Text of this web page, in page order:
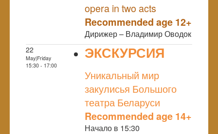
opera in two acts
Recommended age 12+
Дирижер – Владимир Оводок
22
May|Friday
15:30 - 17:00
ЭКСКУРСИЯ
Уникальный мир
закулисья Большого
театра Беларуси
Recommended age 14+
Начало в 15:30